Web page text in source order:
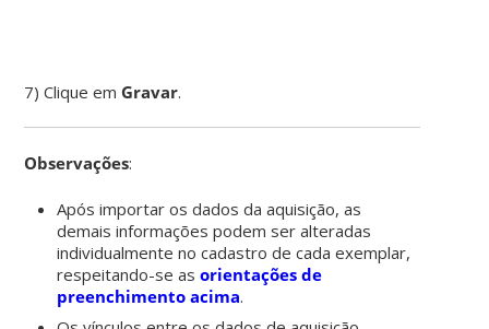
7) Clique em Gravar.
Observações:
Após importar os dados da aquisição, as
demais informações podem ser alteradas
individualmente no cadastro de cada exemplar,
respeitando-se asorientações de
preenchimento acima.